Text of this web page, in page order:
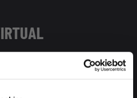
antes, la oferta de ocio en Madrid
muy peculiar, por si no te habías dado